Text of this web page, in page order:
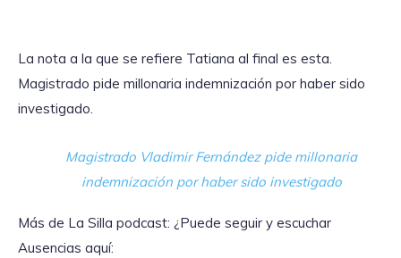
La nota a la que se refiere Tatiana al final es esta.
Magistrado pide millonaria indemnización por haber sido
investigado.
Magistrado Vladimir Fernández pide millonaria
indemnización por haber sido investigado
Más de La Silla podcast: ¿Puede seguir y escuchar
Ausencias aquí: